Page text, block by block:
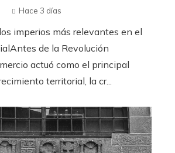
Hace 3 días
imperios más relevantes en el
de la Revolución
actuó como el principal
territorial, la cr...